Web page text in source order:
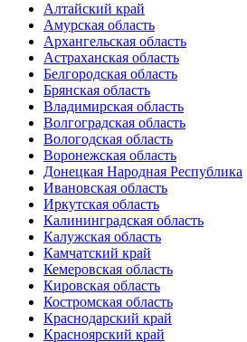
Алтайский край
Амурская область
Архангельская область
Астраханская область
Белгородская область
Брянская область
Владимирская область
Волгоградская область
Вологодская область
Воронежская область
Донецкая Народная Республика
Ивановская область
Иркутская область
Калининградская область
Калужская область
Камчатский край
Кемеровская область
Кировская область
Костромская область
Краснодарский край
Красноярский край